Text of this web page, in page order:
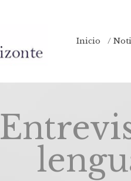
Inicio /